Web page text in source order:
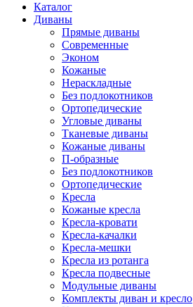
Каталог
Диваны
Прямые диваны
Современные
Эконом
Кожаные
Нераскладные
Без подлокотников
Ортопедические
Угловые диваны
Тканевые диваны
Кожаные диваны
П-образные
Без подлокотников
Ортопедические
Кресла
Кожаные кресла
Кресла-кровати
Кресла-качалки
Кресла-мешки
Кресла из ротанга
Кресла подвесные
Модульные диваны
Комплекты диван и кресло